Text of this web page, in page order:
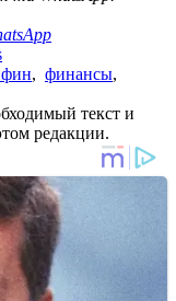
, финансы,
текст и
редакции.